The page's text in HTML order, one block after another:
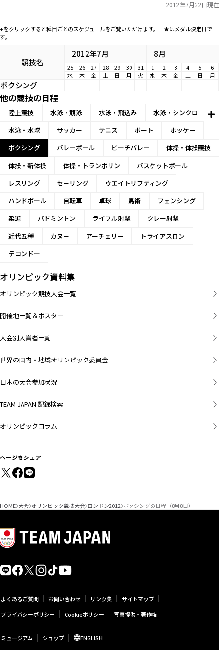
2012年7月22日現在
+をクリックすると種目ごとのスケジュールをご覧いただけます。 ★はメダル決定日で
す。
競技名
2012年7月 8月
25 26 27 28 29 30 31 1 2 3 4 5
6
水
木 金 土 日 月 火 水 木 金 土 日 月
ボクシング
他の競技の日程
陸上競技 水泳・競泳 水泳・飛込み
水泳・シンクロ
水泳・水球
サッカー テニス ボート
ホッケー
ボクシング
バレーボール ビーチバレー
体操・体操競技
体操・新体操
体操・トランポリン
バスケットボール
レスリング
セーリング
ウエイトリフティング
ハンドボール
自転車 卓球 馬術
フェンシング
柔道
バドミントン ライフル射撃
クレー射撃
近代五種
カヌー アーチェリー
トライアスロン
テコンドー
オリンピック資料集
オリンピック競技大会一覧
開催地一覧＆ポスター
大会別入賞者一覧
世界の国内・地域オリンピック委員会
日本の大会参加状況
TEAM JAPAN 記録検索
オリンピックコラム
ページをシェア
HOME 大会 オリンピック競技大会 ロンドン2012 ボクシングの日程（8月8日）
よくあるご質問 お問い合わせ リンク集
サイトマップ
プライバシーポリシー
Cookieポリシー 写真提供・著作権
ミュージアム ショップ ENGLISH